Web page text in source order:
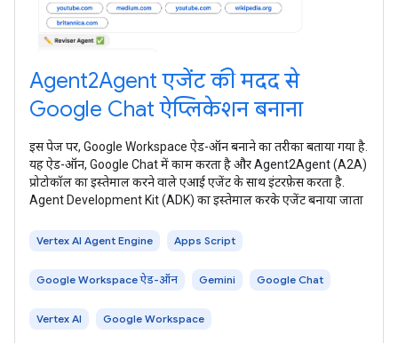
Agent2Agent एजेंट की मदद से
Google Chat ऐप्लिकेशन बनाना
इस पेज पर, Google Workspace ऐड-ऑन बनाने का तरीका बताया गया है.
यह ऐड-ऑन, Google Chat में काम करता है और Agent2Agent (A2A)
प्रोटोकॉल का इस्तेमाल करने वाले एआई एजेंट के साथ इंटरफ़ेस करता है.
Agent Development Kit (ADK) का इस्तेमाल करके एजेंट बनाया जाता
Vertex AI Agent Engine Apps Script
Google Workspace ऐड-ऑन Gemini Google Chat
Vertex AI Google Workspace